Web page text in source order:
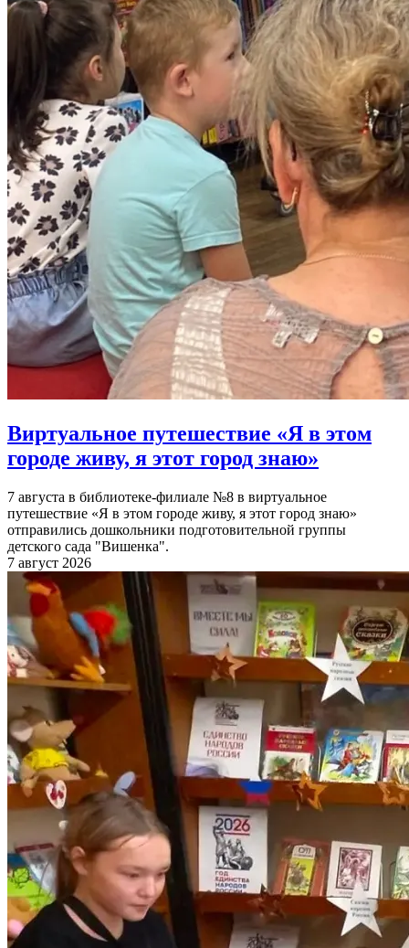
Виртуальное путешествие «Я в этом
городе живу, я этот город знаю»
7 августа в библиотеке-филиале №8 в виртуальное
путешествие «Я в этом городе живу, я этот город знаю»
отправились дошкольники подготовительной группы
детского сада "Вишенка".
7 август 2026